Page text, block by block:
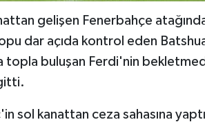
gelişen Fenerbahçe
dar açıda kontrol eden
topla buluşan Ferdi'nin
sol kanattan ceza sahasına